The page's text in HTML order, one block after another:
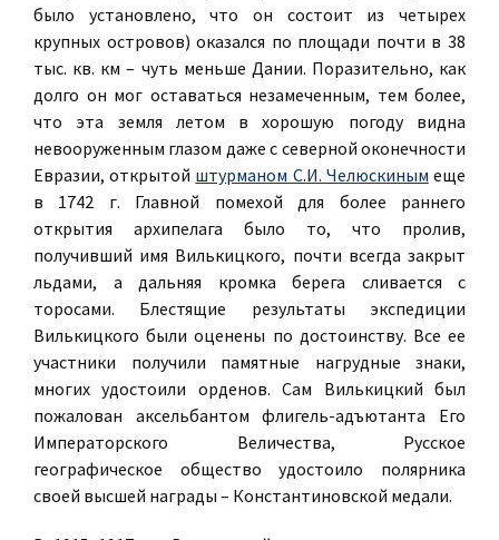
было установлено, что он состоит из четырех
крупных островов) оказался по площади почти в 38
тыс. кв. км – чуть меньше Дании. Поразительно, как
долго он мог оставаться незамеченным, тем более,
что эта земля летом в хорошую погоду видна
невооруженным глазом даже с северной оконечности
Евразии, открытой штурманом С.И. Челюскиным еще
в 1742 г. Главной помехой для более раннего
открытия архипелага было то, что пролив,
получивший имя Вилькицкого, почти всегда закрыт
льдами, а дальняя кромка берега сливается с
торосами. Блестящие результаты экспедиции
Вилькицкого были оценены по достоинству. Все ее
участники получили памятные нагрудные знаки,
многих удостоили орденов. Сам Вилькицкий был
пожалован аксельбантом флигель-адъютанта Его
Императорского Величества, Русское
географическое общество удостоило полярника
своей высшей награды – Константиновской медали.